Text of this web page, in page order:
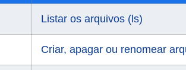
Listar os arquivos (ls)
Criar, apagar ou renomear